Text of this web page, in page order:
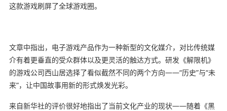
这款游戏刷屏了全球游戏圈。
文章中指出，电子游戏产品作为一种新型的文化媒介，对比传统媒
介有着更垂直的受众群体以及更灵活的触达方式。研发《解限机》
的游戏公司西山居选择了看似截然不同的两个方向——“历史”与“未
来”，让中国故事用新的形式焕发光彩。
来自新华社的评价很好地指出了当前文化产业的现状——随着《黑